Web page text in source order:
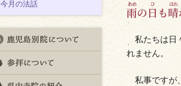
雨の日 も晴
私たちは日
れません。
私事ですが
今月の法話
鹿児島別院について
参拝について
県内寺院の紹介